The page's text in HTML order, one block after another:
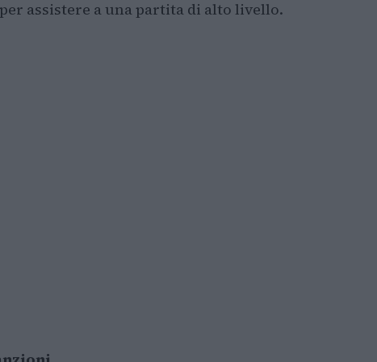
assistere a una partita di alto livello.